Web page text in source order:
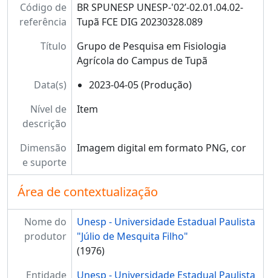
Código de
referência
BR SPUNESP UNESP-'02’-02.01.04.02-
Tupã FCE DIG 20230328.089
Título
Grupo de Pesquisa em Fisiologia
Agrícola do Campus de Tupã
Data(s)
2023-04-05 (Produção)
Nível de
descrição
Item
Dimensão
e suporte
Imagem digital em formato PNG, cor
Área de contextualização
Nome do
produtor
Unesp - Universidade Estadual Paulista
"Júlio de Mesquita Filho"
(1976)
Entidade
Unesp - Universidade Estadual Paulista